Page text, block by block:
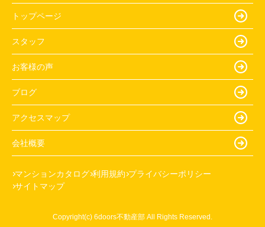
トップページ
スタッフ
お客様の声
ブログ
アクセスマップ
会社概要
マンションカタログ 利用規約 プライバシーポリシー
サイトマップ
Copyright(c) 6doors不動産部 All Rights Reserved.